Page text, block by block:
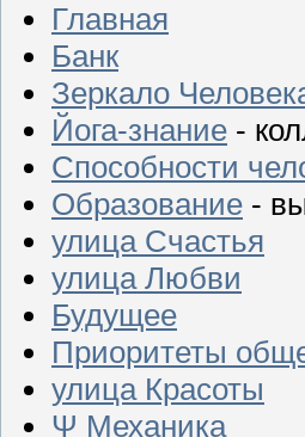
Главная
Банк
Зеркало
Йога-знание -
Способности
Образование -
улица Счастья
улица Любви
Будущее
Приоритеты
улица Красоты
Ψ Механика